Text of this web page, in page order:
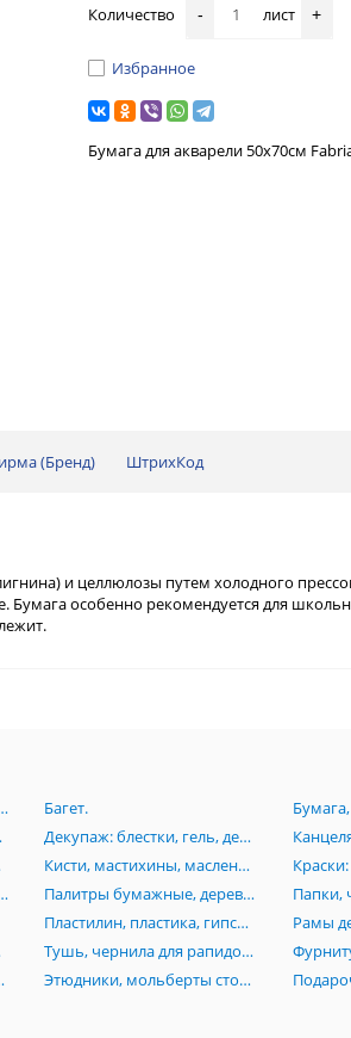
Количество - лист +
Избранное
Бумага для акварели 50х70см
(Бренд) ШтрихКод
и целлюлозы путем холодного
Бумага особенно рекомендуется для
комплектующие.
Багет.
живописи
Декупаж: блестки, гель, деревянные заготовки, лак, клей, маски, мозаика, платки
Кисти, мастихины, масленки, стаканы
каллиграфические, текстовыделители
Палитры бумажные, деревянные, акриловые, пластиковые
Пластилин, пластика, гипсовые изделия (бюсты, орнаменты, головы), манекены
Тушь, чернила для рапидографов
инструменты
Этюдники, мольберты столы, стулья